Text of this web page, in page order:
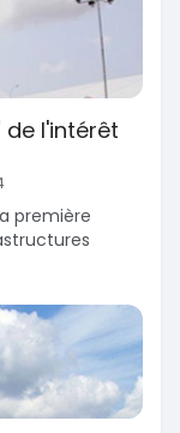
de l'intérêt
première